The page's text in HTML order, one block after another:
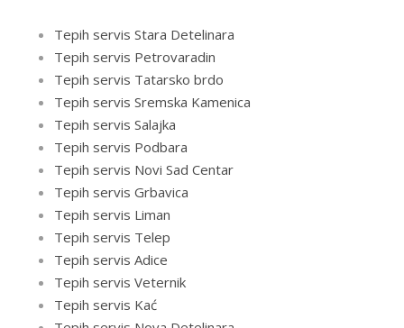
Tepih servis Stara Detelinara
Tepih servis Petrovaradin
Tepih servis Tatarsko brdo
Tepih servis Sremska Kamenica
Tepih servis Salajka
Tepih servis Podbara
Tepih servis Novi Sad Centar
Tepih servis Grbavica
Tepih servis Liman
Tepih servis Telep
Tepih servis Adice
Tepih servis Veternik
Tepih servis Kać